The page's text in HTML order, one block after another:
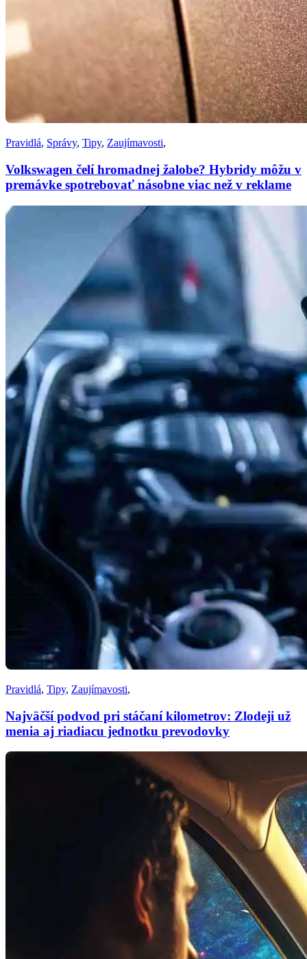
Pravidlá, Správy, Tipy, Zaujímavosti,
Volkswagen čelí hromadnej žalobe? Hybridy môžu v
premávke spotrebovať násobne viac než v reklame
Pravidlá, Tipy, Zaujímavosti,
Najväčší podvod pri stáčaní kilometrov: Zlodeji už
menia aj riadiacu jednotku prevodovky